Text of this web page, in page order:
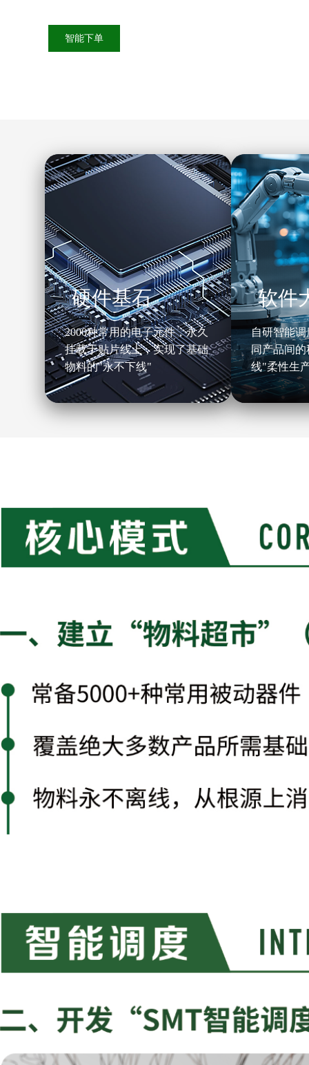
智能下单
硬件基石
2000种常用的电子元件，永久
挂载于贴片线上，实现了基础
物料的"永不下线"
软件
自研智能
同产品间
线"柔性生